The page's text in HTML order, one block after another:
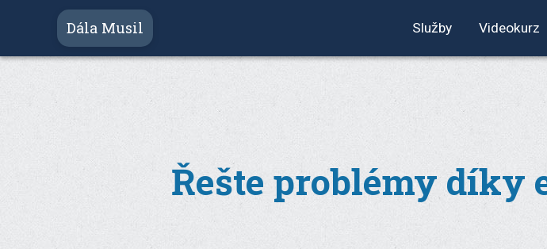
Dála Musil Služby Videokurz
Řešte problémy